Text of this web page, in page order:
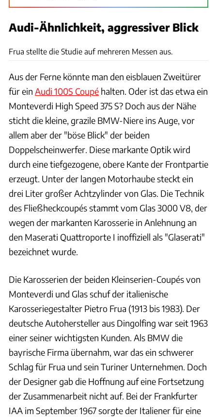
Audi-Ähnlichkeit, aggressiver Blick
Deutsches Museum
Frua stellte die Studie auf mehreren Messen aus.
Aus der Ferne könnte man den eisblauen Zweitürer
für ein Audi 100S Coupé halten. Oder ist das etwa ein
Monteverdi High Speed 375 S? Doch aus der Nähe
sticht die kleine, grazile BMW-Niere ins Auge, vor
allem aber der "böse Blick" der beiden
Doppelscheinwerfer. Diese markante Optik wird
durch eine tiefgezogene, obere Kante der Frontpartie
erzeugt. Unter der langen Motorhaube steckt ein
drei Liter großer Achtzylinder von Glas. Die Technik
des Fließheckcoupés stammt vom Glas 3000 V8, der
wegen der markanten Karosserie in Anlehnung an
den Maserati Quattroporte I inoffiziell als "Glaserati"
bezeichnet wurde.
Die Karosserien der beiden Kleinserien-Coupés von
Monteverdi und Glas schuf der italienische
Karosseriegestalter Pietro Frua (1913 bis 1983). Der
deutsche Autohersteller aus Dingolfing war seit 1963
einer seiner wichtigsten Kunden. Als BMW die
bayrische Firma übernahm, war das ein schwerer
Schlag für Frua und sein Turiner Unternehmen. Doch
der Designer gab die Hoffnung auf eine Fortsetzung
der Zusammenarbeit nicht auf. Bei der Frankfurter
IAA im September 1967 sorgte der Italiener für eine